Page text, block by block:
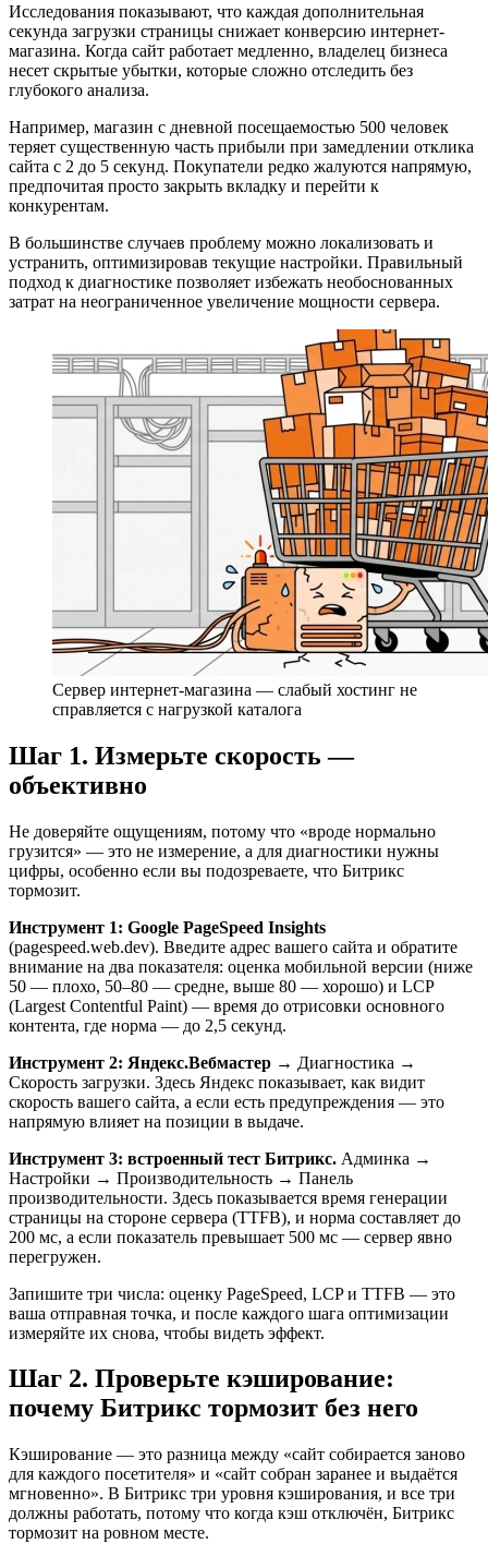
Исследования показывают, что каждая дополнительная
секунда загрузки страницы снижает конверсию интернет-
магазина. Когда сайт работает медленно, владелец бизнеса
несет скрытые убытки, которые сложно отследить без
глубокого анализа.
Например, магазин с дневной посещаемостью 500 человек
теряет существенную часть прибыли при замедлении отклика
сайта с 2 до 5 секунд. Покупатели редко жалуются напрямую,
предпочитая просто закрыть вкладку и перейти к
конкурентам.
В большинстве случаев проблему можно локализовать и
устранить, оптимизировав текущие настройки. Правильный
подход к диагностике позволяет избежать необоснованных
затрат на неограниченное увеличение мощности сервера.
Сервер интернет-магазина — слабый хостинг не
справляется с нагрузкой каталога
Шаг 1. Измерьте скорость —
объективно
Не доверяйте ощущениям, потому что «вроде нормально
грузится» — это не измерение, а для диагностики нужны
цифры, особенно если вы подозреваете, что Битрикс
тормозит.
Инструмент 1: Google PageSpeed Insights
(pagespeed.web.dev). Введите адрес вашего сайта и обратите
внимание на два показателя: оценка мобильной версии (ниже
50 — плохо, 50–80 — средне, выше 80 — хорошо) и LCP
(Largest Contentful Paint) — время до отрисовки основного
контента, где норма — до 2,5 секунд.
Инструмент 2: Яндекс.Вебмастер → Диагностика →
Скорость загрузки. Здесь Яндекс показывает, как видит
скорость вашего сайта, а если есть предупреждения — это
напрямую влияет на позиции в выдаче.
Инструмент 3: встроенный тест Битрикс. Админка →
Настройки → Производительность → Панель
производительности. Здесь показывается время генерации
страницы на стороне сервера (TTFB), и норма составляет до
200 мс, а если показатель превышает 500 мс — сервер явно
перегружен.
Запишите три числа: оценку PageSpeed, LCP и TTFB — это
ваша отправная точка, и после каждого шага оптимизации
измеряйте их снова, чтобы видеть эффект.
Шаг 2. Проверьте кэширование:
почему Битрикс тормозит без него
Кэширование — это разница между «сайт собирается заново
для каждого посетителя» и «сайт собран заранее и выдаётся
мгновенно». В Битрикс три уровня кэширования, и все три
должны работать, потому что когда кэш отключён, Битрикс
тормозит на ровном месте.